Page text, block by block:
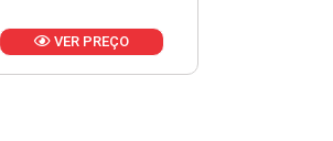
VER PREÇO